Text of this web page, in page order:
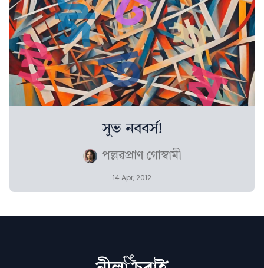
সুভ নববৰ্স!
পল্লৱপ্ৰাণ গোস্বামী
14 Apr, 2012